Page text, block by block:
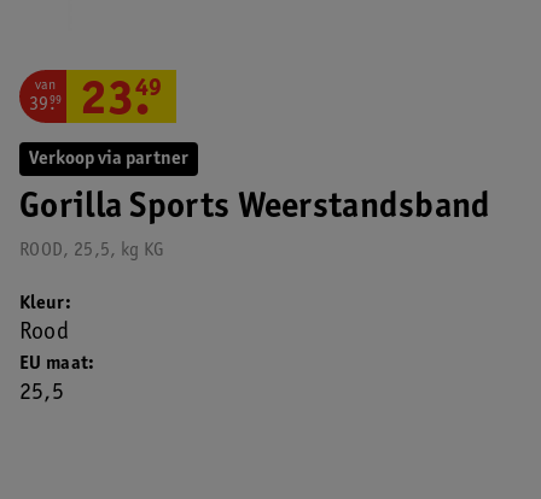
Verkoop via partner
Gorilla Sports Weerstandsband
ROOD, 25,5, kg KG
van
39.
99 23.
49
EU maat
25,5
Kleur
Rood